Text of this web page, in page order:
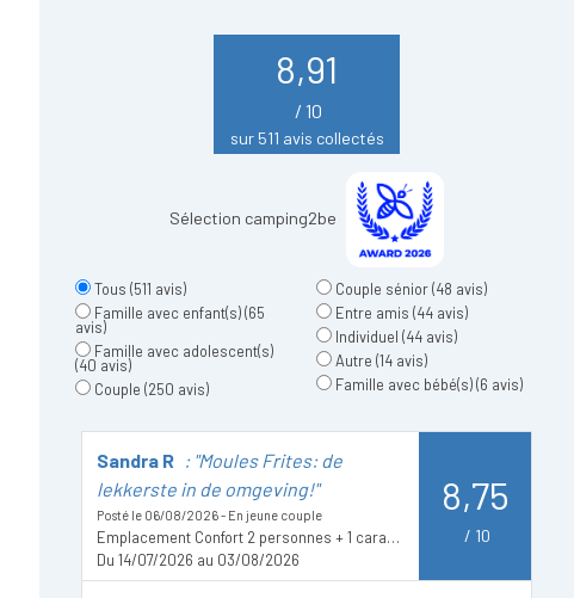
8,91
/ 10
sur 511 avis collectés
Sélection camping2be
Tous (511 avis)
Famille avec enfant(s)(65
avis)
Famille avec adolescent(s)
(40 avis)
Couple (250 avis)
Couple sénior(48 avis)
Entre amis (44 avis)
Individuel (44 avis)
Autre (14 avis)
Famille avec bébé(s)(6 avis)
Sandra R : "Moules Frites: de
lekkerste in de omgeving!"
Posté le 06/08/2026 - En jeune couple
Emplacement Confort 2 personnes + 1 caravane ou 1 camping-car ou 1 voiture avec tente + électricité
Du 14/07/2026 au 03/08/2026
8,75
/ 10